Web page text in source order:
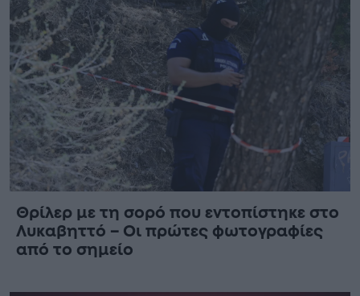
Θρίλερ με τη σορό που εντοπίστηκε στο
Λυκαβηττό – Οι πρώτες φωτογραφίες
από το σημείο